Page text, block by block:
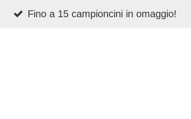
Fino a 15 campioncini in omaggio!